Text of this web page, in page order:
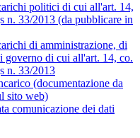
politici di cui all'art. 14,
n. 33/2013 (da pubblicare in
di amministrazione, di
governo di cui all'art. 14, co.
n. 33/2013
(documentazione da
sito web)
comunicazione dei dati